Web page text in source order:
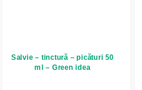
Salvie – tinctură – picături 50
ml – Green idea